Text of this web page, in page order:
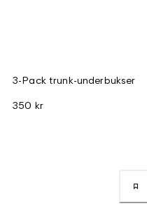
3-Pack trunk-underbukser
350 kr